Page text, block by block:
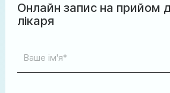
Онлайн запис на прийом
лікаря